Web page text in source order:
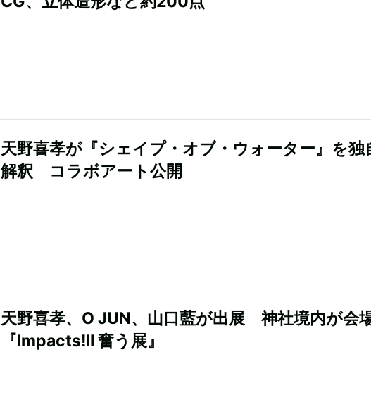
天野喜孝が『シェイプ・オブ・ウォーター』を独
解釈 コラボアート公開
天野喜孝、O JUN、山口藍が出展 神社境内が会
『Impacts!II 奮う展』